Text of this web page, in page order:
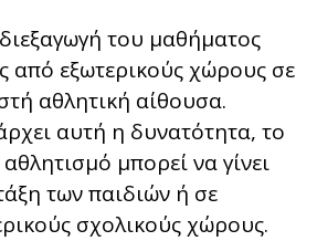
του μαθήματος
από εξωτερικούς χώρους σε
αθλητική αίθουσα.
αυτή η δυνατότητα, το
μπορεί να γίνει
των παιδιών ή σε
σχολικούς χώρους.